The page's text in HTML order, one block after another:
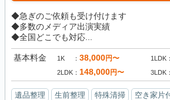
◆急ぎのご依頼も受け付けます
◆多数のメディア出演実績
◆全国どこでも対応...
基本料金 1K 38,000円〜 1LDK
2LDK 148,000円〜 3LDK
遺品整理 生前整理 特殊清掃 空き家片